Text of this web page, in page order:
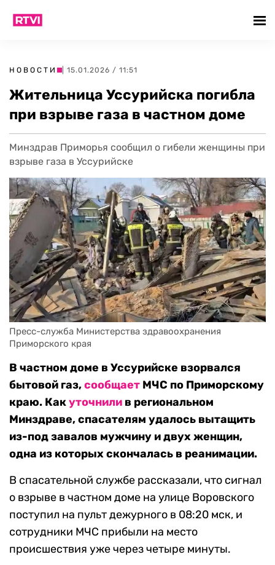
НОВОСТИ | 15.01.2026 / 11:51
Жительница Уссурийска погибла
при взрыве газа в частном доме
Минздрав Приморья сообщил о гибели женщины при
взрыве газа в Уссурийске
Пресс-служба Министерства здравоохранения
Приморского края
В частном доме в Уссурийске взорвался
бытовой газ,сообщает МЧС по Приморскому
краю. Какуточнили в региональном
Минздраве, спасателям удалось вытащить
из-под завалов мужчину и двух женщин,
одна из которых скончалась в реанимации.
В спасательной службе рассказали, что сигнал
о взрыве в частном доме на улице Воровского
поступил на пульт дежурного в 08:20 мск, и
сотрудники МЧС прибыли на место
происшествия уже через четыре минуты.